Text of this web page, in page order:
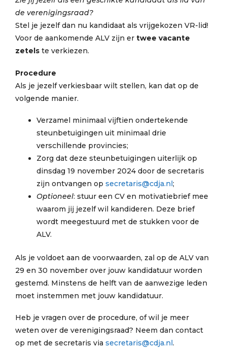
de verenigingsraad?
Stel je jezelf dan nu kandidaat als vrijgekozen VR-lid!
Voor de aankomende ALV zijn er twee vacante
zetels te verkiezen.
Procedure
Als je jezelf verkiesbaar wilt stellen, kan dat op de
volgende manier.
Verzamel minimaal vijftien ondertekende
steunbetuigingen uit minimaal drie
verschillende provincies;
Zorg dat deze steunbetuigingen uiterlijk op
dinsdag 19 november 2024 door de secretaris
zijn ontvangen op secretaris@cdja.nl;
Optioneel: stuur een CV en motivatiebrief mee
waarom jij jezelf wil kandideren. Deze brief
wordt meegestuurd met de stukken voor de
ALV.
Als je voldoet aan de voorwaarden, zal op de ALV van
29 en 30 november over jouw kandidatuur worden
gestemd. Minstens de helft van de aanwezige leden
moet instemmen met jouw kandidatuur.
Heb je vragen over de procedure, of wil je meer
weten over de verenigingsraad? Neem dan contact
op met de secretaris via secretaris@cdja.nl.